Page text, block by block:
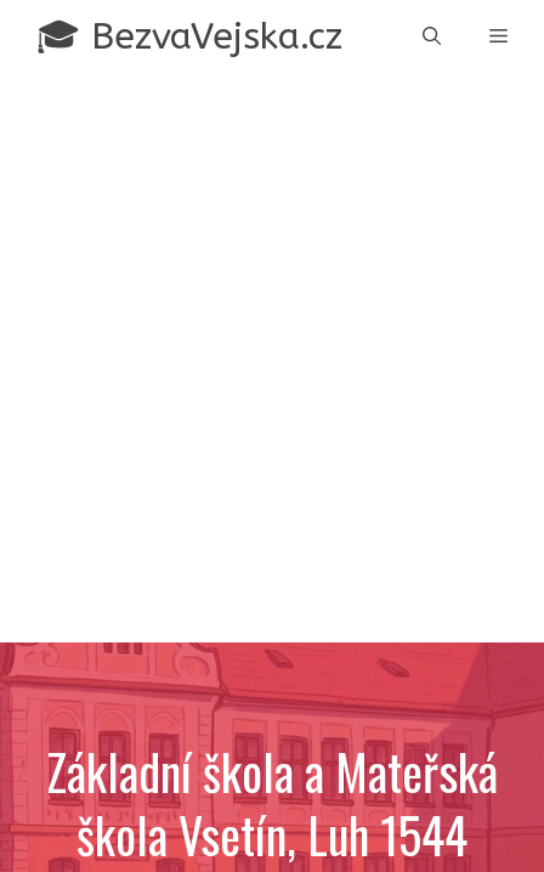
Přeskočit🎓 BezvaVejska.cz
Základní škola a Mateřská
škola Vsetín, Luh 1544